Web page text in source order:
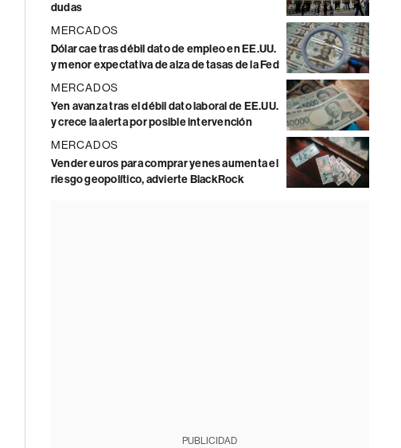
dudas
MERCADOS
Dólar cae tras débil dato de empleo en EE.UU.
y menor expectativa de alza de tasas de la Fed
MERCADOS
Yen avanza tras el débil dato laboral de EE.UU.
y crece la alerta por posible intervención
MERCADOS
Vender euros para comprar yenes aumenta el
riesgo geopolítico, advierte BlackRock
PUBLICIDAD